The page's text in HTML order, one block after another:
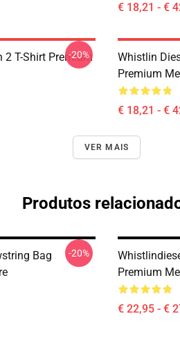
€ 18,21 - €
2 T-Shirt Premium
-20%
Whistlin
Premium
€ 18,21 - €
VER MAIS
Produtos
Bag
-20%
Premium
€ 22,95 - €